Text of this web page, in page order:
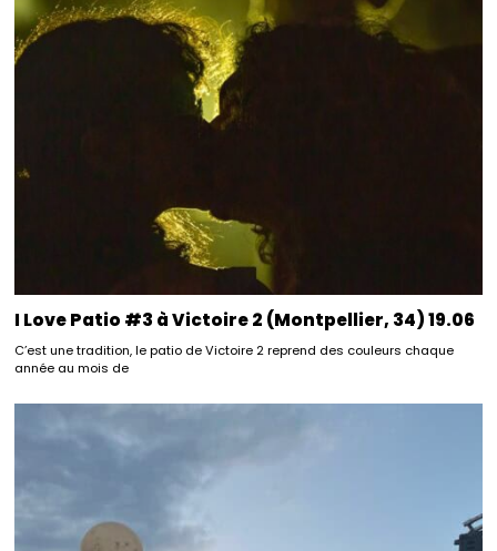
I Love Patio #3 à Victoire 2 (Montpellier, 34) 19.06
C’est une tradition, le patio de Victoire 2 reprend des couleurs chaque
année au mois de